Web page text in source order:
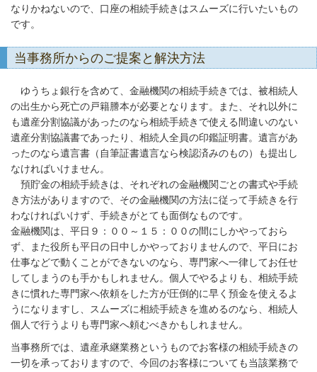
なりかねないので、口座の相続手続きはスムーズに行いたいもの
です。
当事務所からのご提案と解決方法
ゆうちょ銀行を含めて、金融機関の相続手続きでは、被相続人
の出生から死亡の戸籍謄本が必要となります。また、それ以外に
も遺産分割協議があったのなら相続手続きで使える間違いのない
遺産分割協議書であったり、相続人全員の印鑑証明書。遺言があ
ったのなら遺言書（自筆証書遺言なら検認済みのもの）も提出し
なければいけません。
預貯金の相続手続きは、それぞれの金融機関ごとの書式や手続
き方法がありますので、その金融機関の方法に従って手続きを行
わなければいけず、手続きがとても面倒なものです。
金融機関は、平日９：００～１５：００の間にしかやっておら
ず、また役所も平日の日中しかやっておりませんので、平日にお
仕事などで動くことができないのなら、専門家へ一律してお任せ
してしまうのも手かもしれません。個人でやるよりも、相続手続
きに慣れた専門家へ依頼をした方が圧倒的に早く預金を使えるよ
うになりますし、スムーズに相続手続きを進めるのなら、相続人
個人で行うよりも専門家へ頼むべきかもしれません。
当事務所では、遺産承継業務というものでお客様の相続手続きの
一切を承っておりますので、今回のお客様についても当該業務で